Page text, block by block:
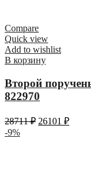
Compare
Quick view
Add to wishlist
В корзину
Второй
822970
28711₽ 26101 ₽
-9%